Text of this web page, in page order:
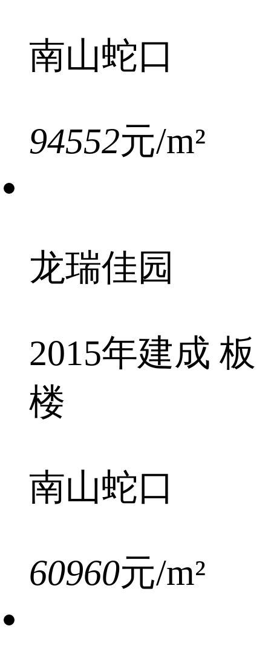
南山蛇口
94552元/m²
龙瑞佳园
2015年建成 板
楼
南山蛇口
60960元/m²